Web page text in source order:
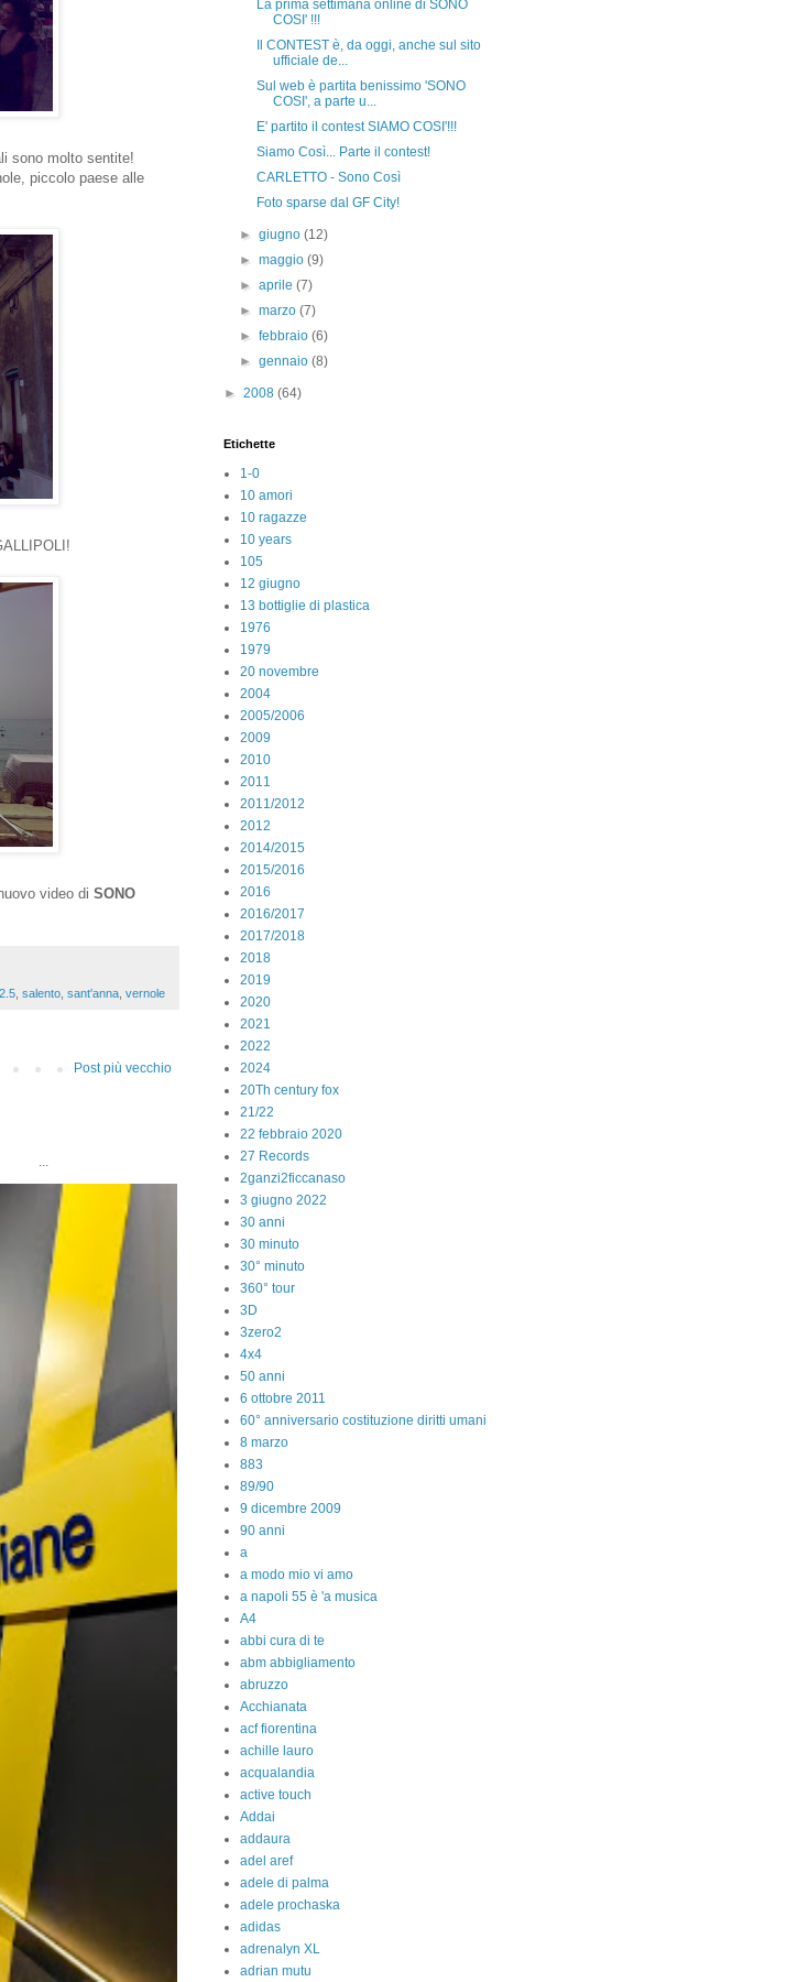
sono molto sentite!
piccolo paese alle
video di SONO
salento sant'anna vernole
Post più vecchio
La prima settimana online di SONO
COSI' !!!
Il CONTEST è, da oggi, anche sul sito
ufficiale de...
Sul web è partita benissimo 'SONO
COSI', a parte u...
E' partito il contest SIAMO COSI'!!!
Siamo Così... Parte il contest!
CARLETTO - Sono Così
Foto sparse dal GF City!
►giugno(12)
►maggio(9)
►aprile(7)
►marzo(7)
►febbraio(6)
►gennaio(8)
► 2008 (64)
Etichette
1-0
10 amori
10 ragazze
10 years
105
12 giugno
13 bottiglie di plastica
1976
1979
20 novembre
2004
2005/2006
2009
2010
2011
2011/2012
2012
2014/2015
2015/2016
2016
2016/2017
2017/2018
2018
2019
2020
2021
2022
2024
20Th century fox
21/22
22 febbraio 2020
27 Records
2ganzi2ficcanaso
3 giugno 2022
30 anni
30 minuto
30° minuto
360° tour
3D
3zero2
4x4
50 anni
6 ottobre 2011
60° anniversario costituzione diritti umani
8 marzo
883
89/90
9 dicembre 2009
90 anni
a
a modo mio vi amo
a napoli 55 è 'a musica
A4
abbi cura di te
abm abbigliamento
abruzzo
Acchianata
acf fiorentina
achille lauro
acqualandia
active touch
Addai
addaura
adel aref
adele di palma
adele prochaska
adidas
adrenalyn XL
adrian mutu